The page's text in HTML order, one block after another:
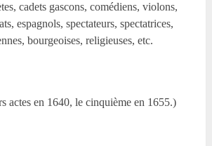
cadets gascons, comédiens, violons,
espagnols, spectateurs, spectatrices,
bourgeoises, religieuses, etc.
actes en 1640, le cinquième en 1655.)